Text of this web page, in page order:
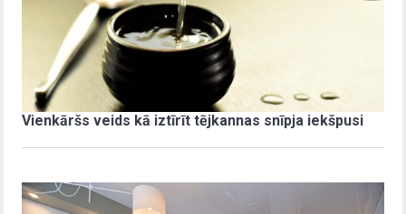
Vienkāršs veids kā iztīrīt tējkannas snīpja iekšpusi